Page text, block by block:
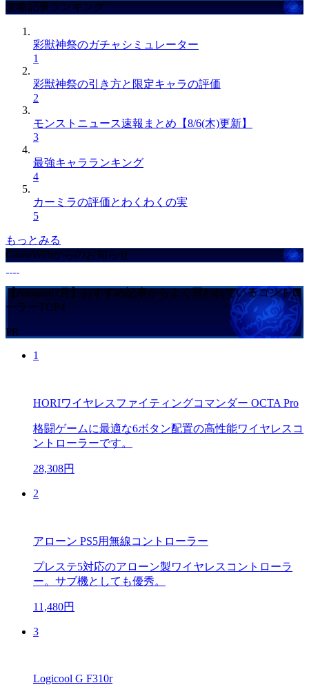
攻略記事ランキング
彩獣神祭のガチャシミュレーター
1
彩獣神祭の引き方と限定キャラの評価
2
モンストニュース速報まとめ【8/6(木)更新】
3
最強キャラランキング
4
カーミラの評価とわくわくの実
5
もっとみる
GameWithからのお知らせ
【Amazon7月】おすすめ記事からよく買われているコントロ
ーラーTOP4
PR
1
HORIワイヤレスファイティングコマンダー OCTA Pro
格闘ゲームに最適な6ボタン配置の高性能ワイヤレスコ
ントローラーです。
28,308円
2
アローン PS5用無線コントローラー
プレステ5対応のアローン製ワイヤレスコントローラ
ー。サブ機としても優秀。
11,480円
3
Logicool G F310r